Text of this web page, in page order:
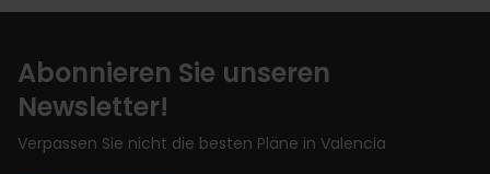
Abonnieren Sie unseren
Newsletter!
Verpassen Sie nicht die besten Pläne in Valencia